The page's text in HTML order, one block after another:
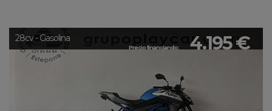
Precio financiando: 4.195 €
28cv - Gasolina